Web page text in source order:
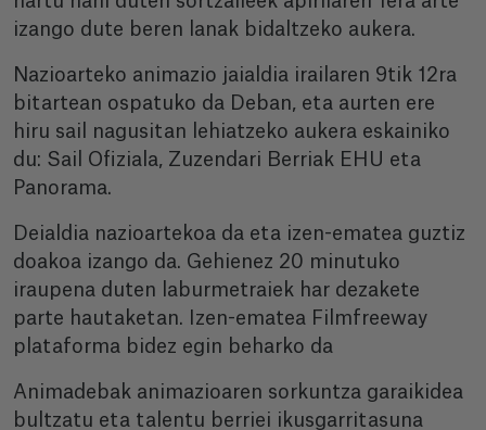
izango dute beren lanak bidaltzeko aukera.
Nazioarteko animazio jaialdia irailaren 9tik 12ra
bitartean ospatuko da Deban, eta aurten ere
hiru sail nagusitan lehiatzeko aukera eskainiko
du: Sail Ofiziala, Zuzendari Berriak EHU eta
Panorama.
Deialdia nazioartekoa da eta izen-ematea guztiz
doakoa izango da. Gehienez 20 minutuko
iraupena duten laburmetraiek har dezakete
parte hautaketan. Izen-ematea Filmfreeway
plataforma bidez egin beharko da
Animadebak animazioaren sorkuntza garaikidea
bultzatu eta talentu berriei ikusgarritasuna